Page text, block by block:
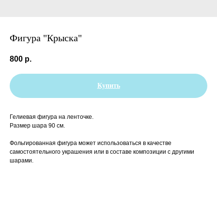
Фигура "Крыска"
800 р.
Купить
Гелиевая фигура на ленточке.
Размер шара 90 см.
Фольгированная фигура может использоваться в качестве
самостоятельного украшения или в составе композиции с другими
шарами.